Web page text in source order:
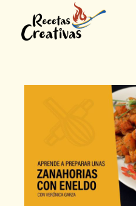
contenido